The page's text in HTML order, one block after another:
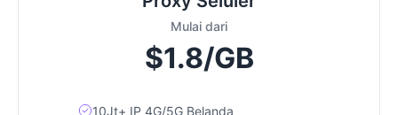
Mulai dari
$1.8/GB
10Jt+ IP 4G/5G Belanda